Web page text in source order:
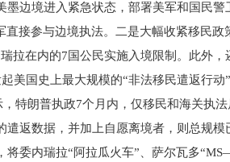
墨边境进入紧急状态，部署美军和国民
直接参与边境执法。二是大幅收紧移民
拉在内的7国公民实施入境限制。此外
美国史上最大规模的“非法移民遣返行
特朗普执政7个月内，仅移民和海关执
遣返数据，并加上自愿离境者，则总规
将委内瑞拉“阿拉瓜火车”、萨尔瓦多